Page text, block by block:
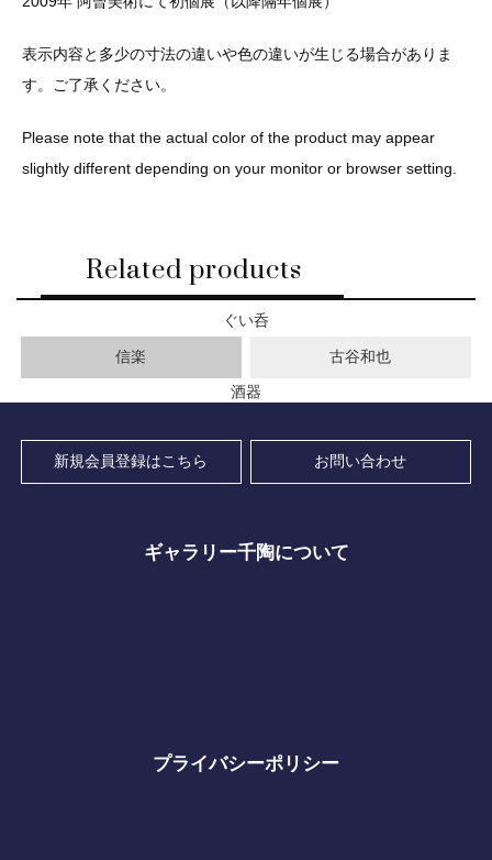
表示内容と多少の寸法の違いや色の違いが生じる場合がありま
す。ご了承ください。
Please note that the actual color of the product may appear
slightly different depending on your monitor or browser setting.
Related products
ぐい呑
信楽 古谷和也
酒器
新規会員登録はこちら お問い合わせ
ギャラリー千陶について
プライバシーポリシー